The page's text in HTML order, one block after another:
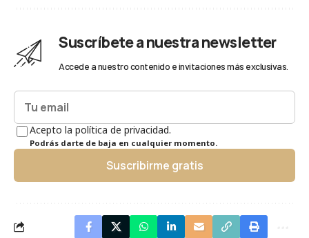
Suscríbete a nuestra newsletter
Accede a nuestro contenido e invitaciones más exclusivas.
Acepto la política de privacidad.
Podrás darte de baja en cualquier momento.
Suscribirme gratis